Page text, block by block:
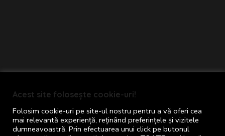
Toate drepturile rezervate
Termeni și Condiții
Acest site folosește cookie-uri!
Folosim cookie-uri pe site-ul nostru pentru a vă oferi cea
mai relevantă experiență, reținând preferințele și vizitele
dumneavoastră. Prin efectuarea unui click pe butonul